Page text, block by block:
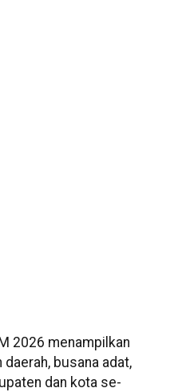
2026 menampilkan
busana adat,
dan kota se-